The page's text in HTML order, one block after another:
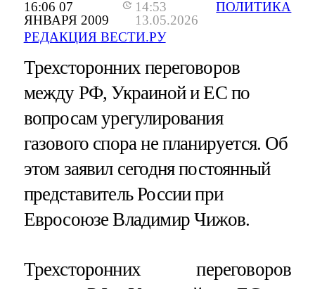
16:06 07
ЯНВАРЯ 2009
14:53
13.05.2026
РЕДАКЦИЯ ВЕСТИ.РУ
ПОЛИТИКА
Трехсторонних переговоров
между РФ, Украиной и ЕС по
вопросам урегулирования
газового спора не планируется. Об
этом заявил сегодня постоянный
представитель России при
Евросоюзе Владимир Чижов.
Трехсторонних переговоров